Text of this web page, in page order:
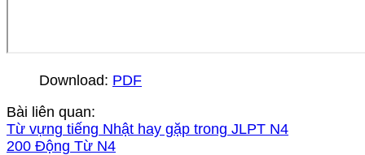
Download: PDF
Bài liên quan:
Từ vựng tiếng Nhật hay gặp trong JLPT N4
200 Động Từ N4